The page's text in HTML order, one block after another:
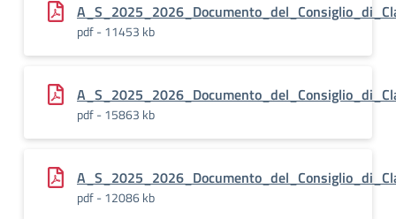
pdf - 11453 kb
pdf - 15863 kb
pdf - 12086 kb